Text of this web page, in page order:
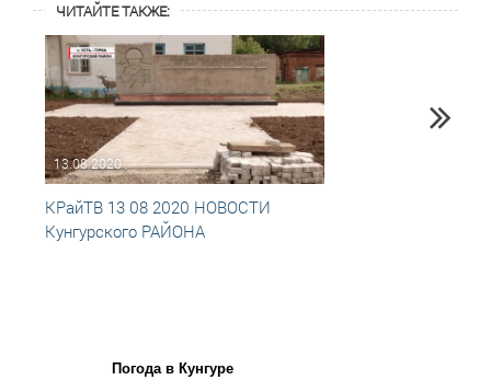
ЧИТАЙТЕ ТАКЖЕ:
13.08.2020
КРайТВ 13 08 2020 НОВОСТИ
Кунгурского РАЙОНА
Погода в Кунгуре